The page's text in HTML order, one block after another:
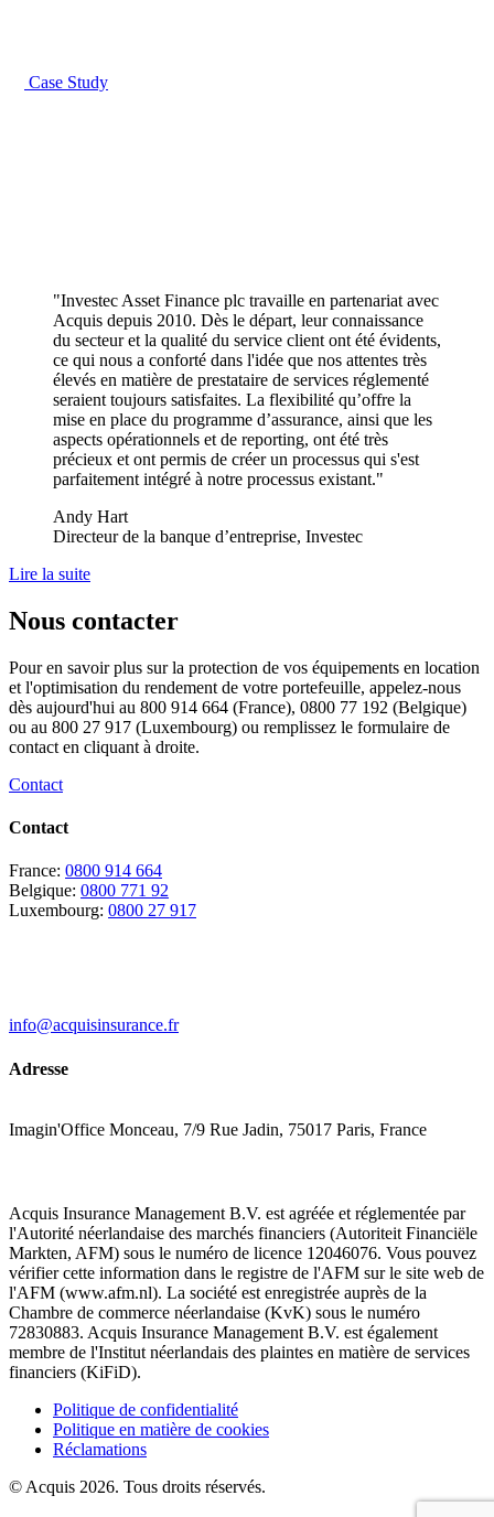
Case Study
"Investec Asset Finance plc travaille en partenariat avec
Acquis depuis 2010. Dès le départ, leur connaissance
du secteur et la qualité du service client ont été évidents,
ce qui nous a conforté dans l'idée que nos attentes très
élevés en matière de prestataire de services réglementé
seraient toujours satisfaites. La flexibilité qu’offre la
mise en place du programme d’assurance, ainsi que les
aspects opérationnels et de reporting, ont été très
précieux et ont permis de créer un processus qui s'est
parfaitement intégré à notre processus existant."
Andy Hart
Directeur de la banque d’entreprise, Investec
Lire la suite
Nous contacter
Pour en savoir plus sur la protection de vos équipements en location
et l'optimisation du rendement de votre portefeuille, appelez-nous
dès aujourd'hui au 800 914 664 (France), 0800 77 192 (Belgique)
ou au 800 27 917 (Luxembourg) ou remplissez le formulaire de
contact en cliquant à droite.
Contact
Contact
France: 0800 914 664
Belgique: 0800 771 92
Luxembourg: 0800 27 917
info@acquisinsurance.fr
Adresse
Imagin'Office Monceau, 7/9 Rue Jadin, 75017 Paris, France
Acquis Insurance Management B.V. est agréée et réglementée par
l'Autorité néerlandaise des marchés financiers (Autoriteit Financiële
Markten, AFM) sous le numéro de licence 12046076. Vous pouvez
vérifier cette information dans le registre de l'AFM sur le site web de
l'AFM (www.afm.nl). La société est enregistrée auprès de la
Chambre de commerce néerlandaise (KvK) sous le numéro
72830883. Acquis Insurance Management B.V. est également
membre de l'Institut néerlandais des plaintes en matière de services
financiers (KiFiD).
Politique de confidentialité
Politique en matière de cookies
Réclamations
© Acquis 2026. Tous droits réservés.